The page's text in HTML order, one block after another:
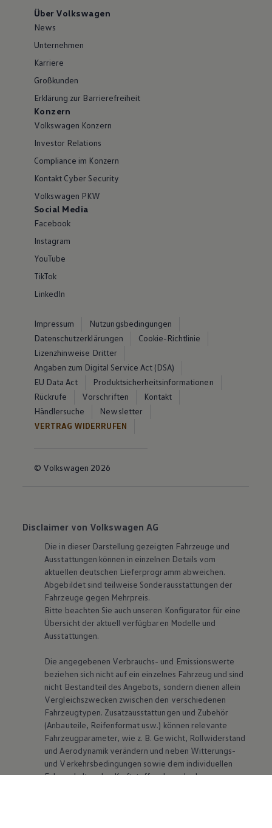
Über Volkswagen
News
Unternehmen
Karriere
Großkunden
Erklärung zur Barrierefreiheit
Konzern
Volkswagen Konzern
Investor Relations
Compliance im Konzern
Kontakt Cyber Security
Volkswagen PKW
Social Media
Facebook
Instagram
YouTube
TikTok
LinkedIn
Impressum
Nutzungsbedingungen
Datenschutzerklärungen
Cookie-Richtlinie
Lizenzhinweise Dritter
Angaben zum Digital Service Act (DSA)
EU Data Act
Produktsicherheitsinformationen
Rückrufe
Vorschriften
Kontakt
Händlersuche
Newsletter
VERTRAG WIDERRUFEN
© Volkswagen 2026
Disclaimer von Volkswagen AG
Die in dieser Darstellung gezeigten Fahrzeuge und
Ausstattungen können in einzelnen Details vom
aktuellen deutschen Lieferprogramm abweichen.
Abgebildet sind teilweise Sonderausstattungen der
Fahrzeuge gegen Mehrpreis.
Bitte beachten Sie auch unseren Konfigurator für eine
Übersicht der aktuell verfügbaren Modelle und
Ausstattungen.
Die angegebenen Verbrauchs- und Emissionswerte
beziehen sich nicht auf ein einzelnes Fahrzeug und sind
nicht Bestandteil des Angebots, sondern dienen allein
Vergleichszwecken zwischen den verschiedenen
Fahrzeugtypen. Zusatzausstattungen und Zubehör
(Anbauteile, Reifenformat usw.) können relevante
Fahrzeugparameter, wie z. B. Gewicht, Rollwiderstand
und Aerodynamik verändern und neben Witterungs-
und Verkehrsbedingungen sowie dem individuellen
Fahrverhalten den Kraftstoffverbrauch, den